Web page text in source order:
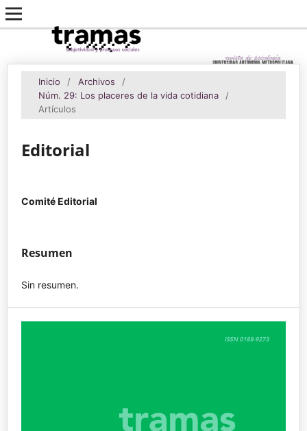
Inicio / Archivos
/
Núm. 29: Los placeres de la vida cotidiana
/
Artículos
Editorial
Comité Editorial
Resumen
Sin resumen.